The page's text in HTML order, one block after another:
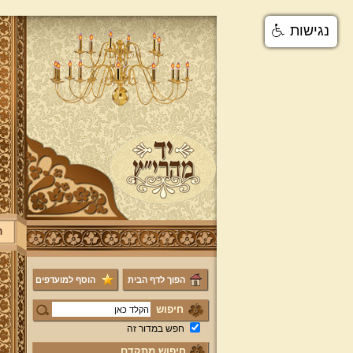
הפוך לדף הבית הוסף למועדפים
חיפוש
חפש במדור זה
נגישות